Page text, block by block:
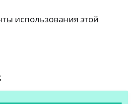
использования этой